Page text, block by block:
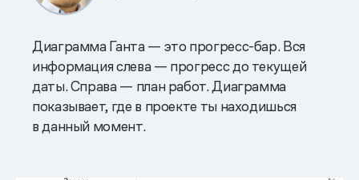
Диаграмма Ганта — это прогресс-бар. Вся
информация слева — прогресс до текущей
даты. Справа — план работ. Диаграмма
показывает, где в проекте ты находишься
в данный момент.